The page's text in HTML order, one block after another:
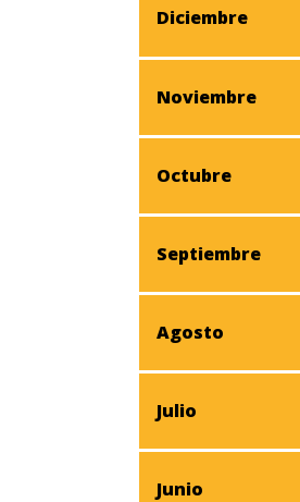
Diciembre
Noviembre
Octubre
Septiembre
Agosto
Julio
Junio